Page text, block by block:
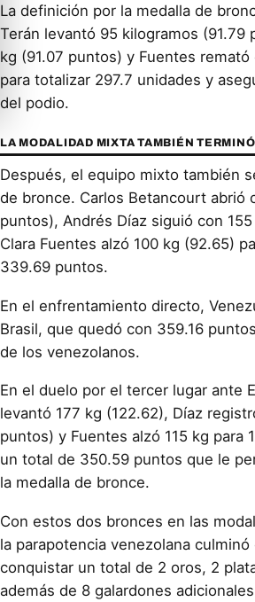
La definición por la medalla de
Terán levantó 95 kilogramos (91.79
kg (91.07 puntos) y Fuentes remató
para totalizar 297.7 unidades y
del podio.
LA MODALIDAD MIXTA TAMBIÉN
Después, el equipo mixto también
de bronce. Carlos Betancourt abrió
puntos), Andrés Díaz siguió con
Clara Fuentes alzó 100 kg (92.65)
339.69 puntos.
En el enfrentamiento directo,
Brasil, que quedó con 359.16
de los venezolanos.
En el duelo por el tercer lugar ante
levantó 177 kg (122.62), Díaz
puntos) y Fuentes alzó 115 kg para
un total de 350.59 puntos que le
la medalla de bronce.
Con estos dos bronces en las
la parapotencia venezolana
conquistar un total de 2 oros, 2
además de 8 galardones